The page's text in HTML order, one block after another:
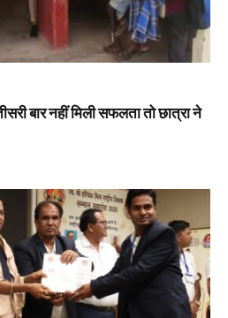
बार नहीं मिली सफलता तो छात्रा ने